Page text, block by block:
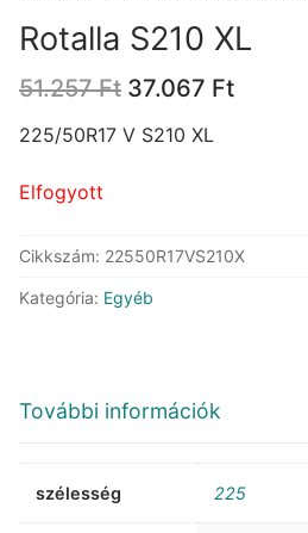
Rotalla S210 XL
51.257Ft Original
was:
37.067 FtCurrent
225/50R17 V S210 XL
Elfogyott
Cikkszám: 22550R17VS210X
Kategória: Egyéb
További információk
szélesség 225